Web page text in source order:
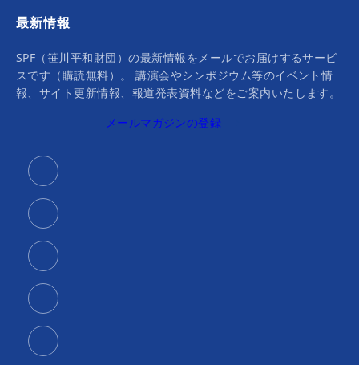
最新情報
SPF（笹川平和財団）の最新情報をメールでお届けするサービ
スです（購読無料）。 講演会やシンポジウム等のイベント情
報、サイト更新情報、報道発表資料などをご案内いたします。
メールマガジンの登録